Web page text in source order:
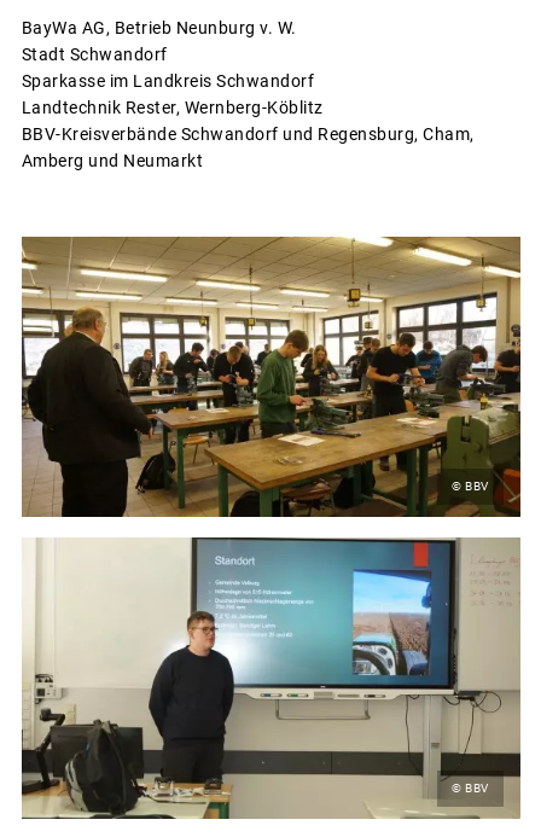
BayWa AG, Betrieb Neunburg v. W.
Stadt Schwandorf
Sparkasse im Landkreis Schwandorf
Landtechnik Rester, Wernberg-Köblitz
BBV-Kreisverbände Schwandorf und Regensburg, Cham,
Amberg und Neumarkt
© BBV
© BBV